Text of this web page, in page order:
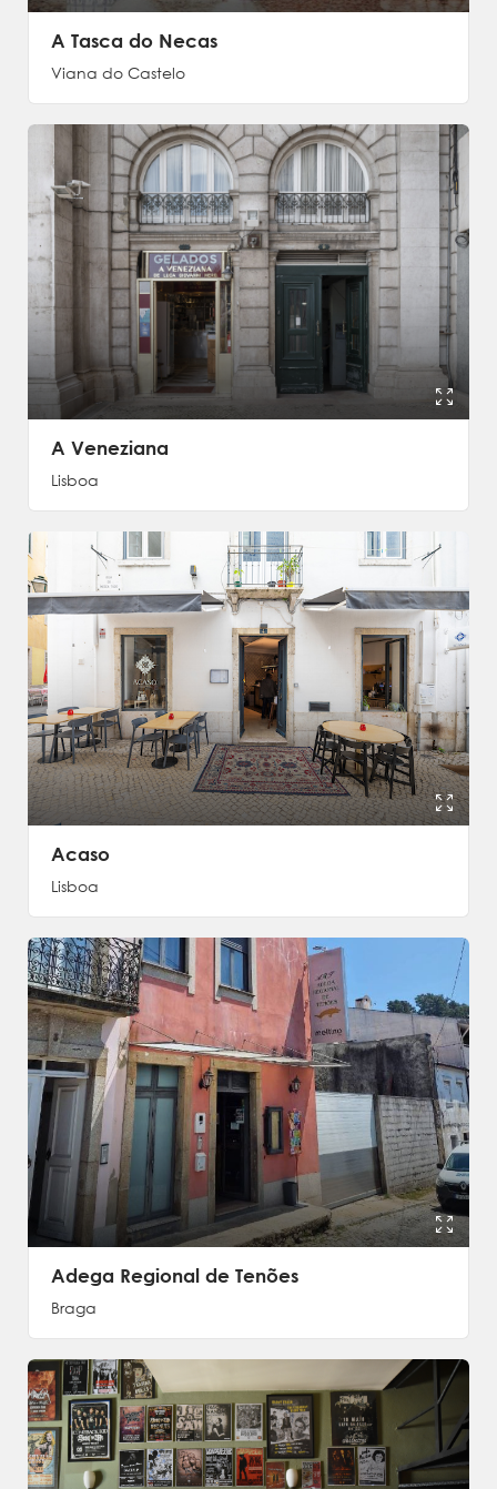
A Tasca do Necas
Viana do Castelo
A Veneziana
Lisboa
Acaso
Lisboa
Adega Regional de Tenões
Braga